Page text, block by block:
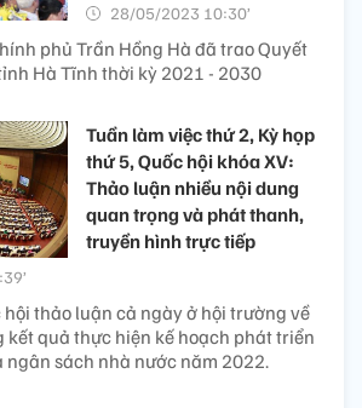
28/05/2023 10:30’
phủ Trần Hồng Hà đã trao Quyết
Hà Tĩnh thời kỳ 2021 - 2030
Tuần làm việc thứ 2, Kỳ họp
thứ 5, Quốc hội khóa XV:
Thảo luận nhiều nội dung
quan trọng và phát thanh,
truyền hình trực tiếp
thảo luận cả ngày ở hội trường về
kết quả thực hiện kế hoạch phát triển
ngân sách nhà nước năm 2022.